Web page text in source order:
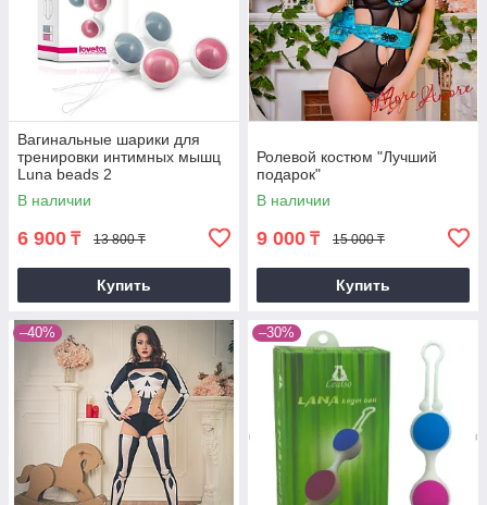
Вагинальные шарики для
тренировки интимных мышц
Luna beads 2
В наличии
6 900 ₸ 13 800 ₸
Купить
Ролевой костюм "Лучший
подарок"
В наличии
9 000 ₸ 15 000 ₸
Купить
–40% –30%